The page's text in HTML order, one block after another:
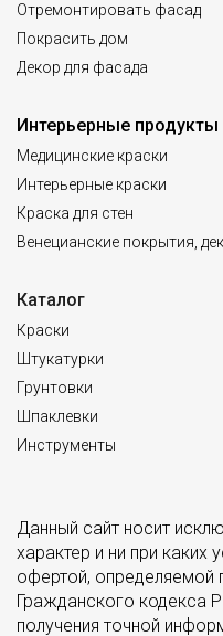
Отремонтировать фасад
Покрасить дом
Декор для фасада
Интерьерные продукты
Медицинские краски
Интерьерные краски
Краска для стен
Венецианские покрытия,
Каталог
Краски
Штукатурки
Грунтовки
Шпаклевки
Инструменты
Данный сайт носит
характер и ни при каких
офертой, определяемой
Гражданского кодекса
получения точной